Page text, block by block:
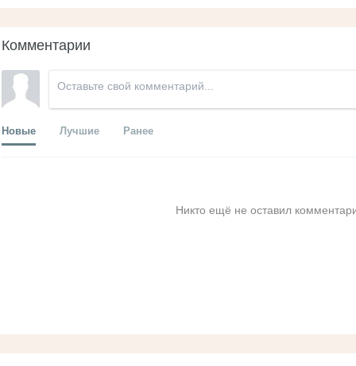
Комментарии
Новые Лучшие Ранее
Никто ещё не оставил